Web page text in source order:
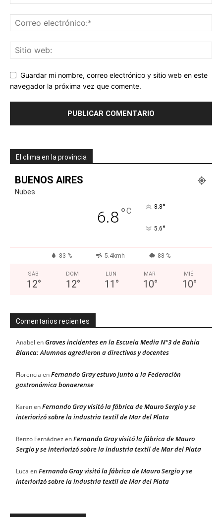
Guardar mi nombre, correo electrónico y sitio web en este
navegador la próxima vez que comente.
El clima en la provincia
BUENOS AIRES
Nubes
6.8°C 8.8°
5.6°
83 % 5.4kmh 88 %
SÁB
12°
DOM
12°
LUN
11 °
MAR
10°
MIÉ
10°
Comentarios recientes
Anabel enGraves incidentes en la Escuela Media N°3 de Bahía
Blanca: Alumnos agredieron a directivos y docentes
Florencia enFernando Gray estuvo junto a la Federación
gastronómica bonaerense
KarenenFernando Gray visitó la fábrica de Mauro Sergio y se
interiorizó sobre la industria textil de Mar del Plata
Renzo Fernádnez enFernando Gray visitó la fábrica de Mauro
Sergio y se interiorizó sobre la industria textil de Mar del Plata
Luca enFernando Gray visitó la fábrica de Mauro Sergio y se
interiorizó sobre la industria textil de Mar del Plata